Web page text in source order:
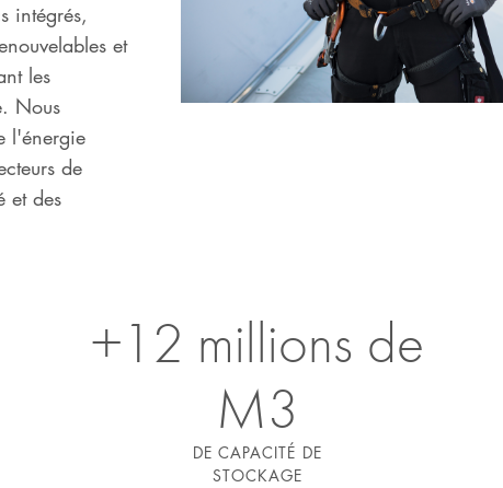
intégrés,
et
les
Nous
l'énergie
de
et des
+12 millions de
M3
DE CAPACITÉ DE
STOCKAGE